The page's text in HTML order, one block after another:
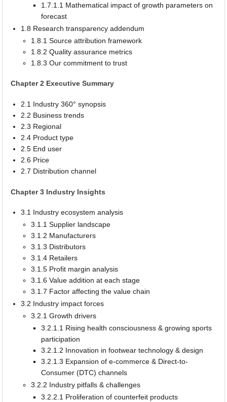
1.7.1.1 Mathematical impact of growth parameters on
forecast
1.8 Research transparency addendum
1.8.1 Source attribution framework
1.8.2 Quality assurance metrics
1.8.3 Our commitment to trust
Chapter 2 Executive Summary
2.1 Industry 360° synopsis
2.2 Business trends
2.3 Regional
2.4 Product type
2.5 End user
2.6 Price
2.7 Distribution channel
Chapter 3 Industry Insights
3.1 Industry ecosystem analysis
3.1.1 Supplier landscape
3.1.2 Manufacturers
3.1.3 Distributors
3.1.4 Retailers
3.1.5 Profit margin analysis
3.1.6 Value addition at each stage
3.1.7 Factor affecting the value chain
3.2 Industry impact forces
3.2.1 Growth drivers
3.2.1.1 Rising health consciousness & growing sports
participation
3.2.1.2 Innovation in footwear technology & design
3.2.1.3 Expansion of e-commerce & Direct-to-
Consumer (DTC) channels
3.2.2 Industry pitfalls & challenges
3.2.2.1 Proliferation of counterfeit products